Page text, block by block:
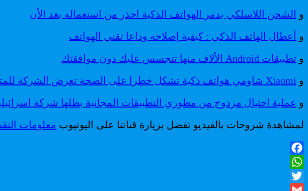
و الشحن اللاسلكي يدمر الهواتف الذكية احذر من استعماله بعد الأن
و
أعطال الهاتف الذكي : كيفية إصلاحه وداعا تقني الهواتف
و تطبيقات Android الألاف منها تتجسس عليك دون موافقتك
و Xiaomi شاومي هواتف ذكية تشكل خطرا على الصحة تعرض الشركة للمتابعة القضائية
و عملية احتيال مزدوج من مطوري التطبيقات المجانية بطلها شركة
لمشاهدة شروحات بالفيديو تفضل بزيارة قناتنا على اليوتيوب معلومات
Facebook
WhatsApp